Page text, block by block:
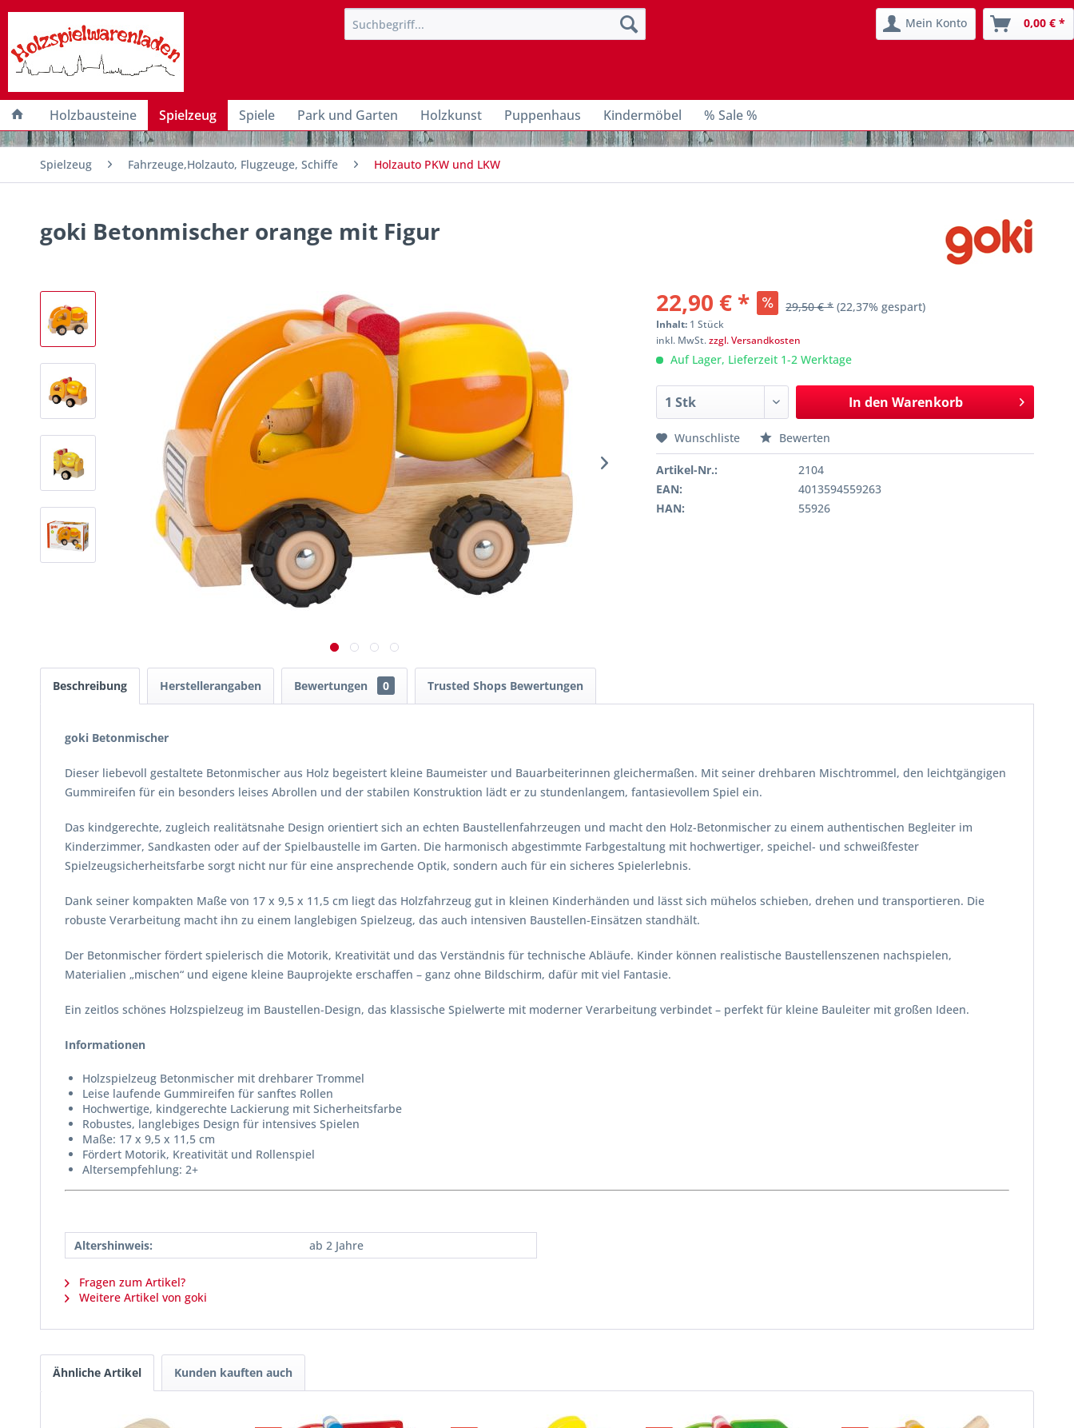
Mein Konto 0,00 € *
Holzbausteine Spielzeug Spiele Park und Garten Holzkunst Puppenhaus Kindermöbel % Sale %
Spielzeug Fahrzeuge,Holzauto, Flugzeuge, Schiffe Holzauto PKW und LKW
goki Betonmischer orange mit Figur
22,90 € * 29,50 € * (22,37% gespart)
Inhalt: 1 Stück
inkl. MwSt.zzgl. Versandkosten
Auf Lager, Lieferzeit 1-2 Werktage
In den Warenkorb
Wunschliste Bewerten
Artikel-Nr.:
2104
EAN:
4013594559263
HAN:
55926
Beschreibung Herstellerangaben Bewertungen 0 Trusted Shops Bewertungen
goki Betonmischer
Dieser liebevoll gestaltete Betonmischer aus Holz begeistert kleine Baumeister und Bauarbeiterinnen gleichermaßen. Mit seiner drehbaren Mischtrommel, den leichtgängigen
Gummireifen für ein besonders leises Abrollen und der stabilen Konstruktion lädt er zu stundenlangem, fantasievollem Spiel ein.
Das kindgerechte, zugleich realitätsnahe Design orientiert sich an echten Baustellenfahrzeugen und macht den Holz-Betonmischer zu einem authentischen Begleiter im
Kinderzimmer, Sandkasten oder auf der Spielbaustelle im Garten. Die harmonisch abgestimmte Farbgestaltung mit hochwertiger, speichel- und schweißfester
Spielzeugsicherheitsfarbe sorgt nicht nur für eine ansprechende Optik, sondern auch für ein sicheres Spielerlebnis.
Dank seiner kompakten Maße von 17 x 9,5 x 11,5 cm liegt das Holzfahrzeug gut in kleinen Kinderhänden und lässt sich mühelos schieben, drehen und transportieren. Die
robuste Verarbeitung macht ihn zu einem langlebigen Spielzeug, das auch intensiven Baustellen-Einsätzen standhält.
Der Betonmischer fördert spielerisch die Motorik, Kreativität und das Verständnis für technische Abläufe. Kinder können realistische Baustellenszenen nachspielen,
Materialien „mischen“ und eigene kleine Bauprojekte erschaffen – ganz ohne Bildschirm, dafür mit viel Fantasie.
Ein zeitlos schönes Holzspielzeug im Baustellen-Design, das klassische Spielwerte mit moderner Verarbeitung verbindet – perfekt für kleine Bauleiter mit großen Ideen.
Informationen
Holzspielzeug Betonmischer mit drehbarer Trommel
Leise laufende Gummireifen für sanftes Rollen
Hochwertige, kindgerechte Lackierung mit Sicherheitsfarbe
Robustes, langlebiges Design für intensives Spielen
Maße: 17 x 9,5 x 11,5 cm
Fördert Motorik, Kreativität und Rollenspiel
Altersempfehlung: 2+
Altershinweis: ab 2 Jahre
Fragen zum Artikel?
Weitere Artikel von goki
Ähnliche Artikel Kunden kauften auch